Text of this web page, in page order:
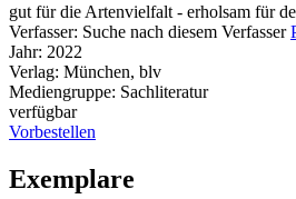
gut für die Artenvielfalt - erholsam für
Verfasser: Suche nach diesem Verfasser
Jahr: 2022
Verlag: München, blv
Mediengruppe: Sachliteratur
verfügbar
Vorbestellen
Exemplare